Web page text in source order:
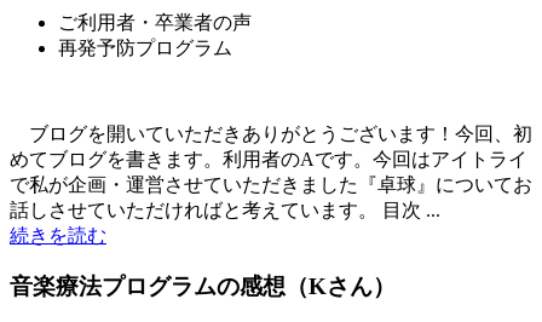
ご利用者・卒業者の声
再発予防プログラム
ブログを開いていただきありがとうございます！今回、初
めてブログを書きます。利用者のAです。今回はアイトライ
で私が企画・運営させていただきました『卓球』についてお
話しさせていただければと考えています。 目次 ...
続きを読む
音楽療法プログラムの感想（Kさん）